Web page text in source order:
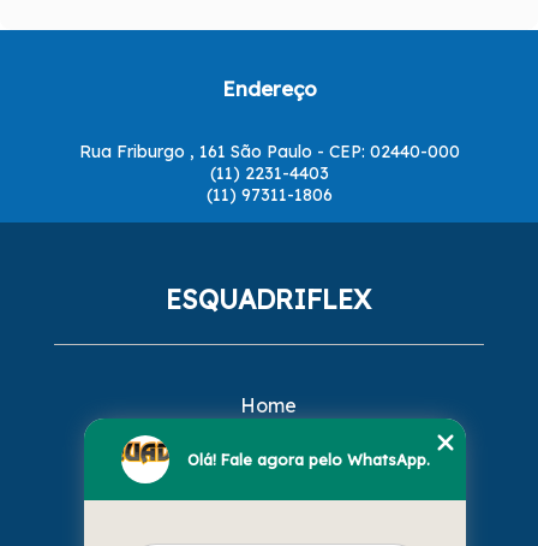
Endereço
Rua Friburgo , 161 São Paulo - CEP: 02440-000
(11) 2231-4403
(11) 97311-1806
ESQUADRIFLEX
Home
Missão
Serviços
Contato
Olá! Fale agora pelo WhatsApp.